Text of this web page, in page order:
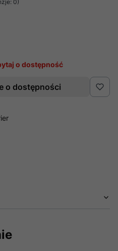
0)
o dostępność
o dostępności